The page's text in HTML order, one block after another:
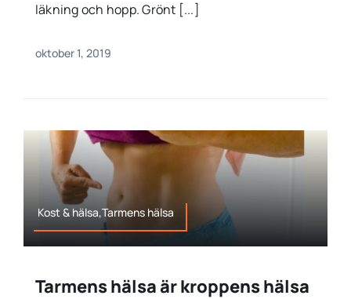
läkning och hopp. Grönt [...]
oktober 1, 2019
Kost & hälsa,Tarmens hälsa
Tarmens hälsa är kroppens hälsa